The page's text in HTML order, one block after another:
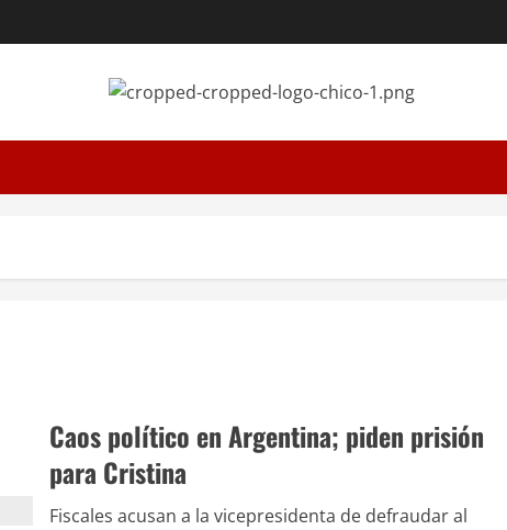
Caos político en Argentina; piden prisión
para Cristina
Fiscales acusan a la vicepresidenta de defraudar al